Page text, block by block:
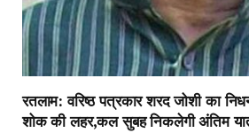
रतलाम: वरिष्ठ पत्रकार शरद जोशी का
शोक की लहर,कल सुबह निकलेगी अंतिम